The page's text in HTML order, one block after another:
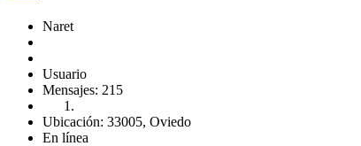
Naret
Usuario
Mensajes: 215
Ubicación: 33005, Oviedo
En línea